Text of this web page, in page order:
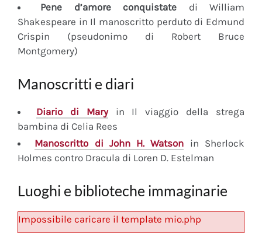
Pene d’amore conquistate di William
Shakespeare in Il manoscritto perduto di Edmund
Crispin (pseudonimo di Robert Bruce
Montgomery)
Manoscritti e diari
Diariodi Maryin Il viaggio della strega
bambina di Celia Rees
Manoscritto di John H. Watson in Sherlock
Holmes contro Dracula di Loren D. Estelman
Luoghi e biblioteche immaginarie
Impossibile caricare il template mio.php